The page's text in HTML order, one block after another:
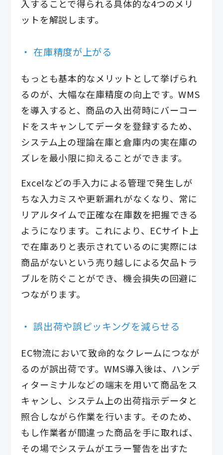
入することで得られる具体的な4つのメリ
ットを解説します。
在庫精度が上がる
もっとも基本的なメリットとして挙げられ
るのが、大幅な在庫精度の向上です。WMS
を導入すると、商品の入出荷時にバーコー
ドをスキャンしてデータを登録するため、
システム上の理論在庫と倉庫内の実在庫の
ズレを最小限に抑えることができます。
Excelなどの手入力による管理で発生しが
ちな入力ミスや更新漏れがなくなり、常に
リアルタイムで正確な在庫数を把握できる
ようになります。これにより、ECサイト上
で在庫ありと表示されているのに実際には
商品がないという売り越しによる欠品トラ
ブルを防ぐことができ、機会損失の回避に
つながります。
誤出荷や誤ピッキングを減らせる
EC物流において致命的なクレームにつなが
るのが誤出荷です。WMS導入後は、ハンデ
ィターミナルなどの端末を用いて商品をス
キャンし、システム上の出荷指示データと
照合しながら作業を行います。そのため、
もし作業者が間違った商品を手に取れば、
その場でシステムがエラー警告を出すた